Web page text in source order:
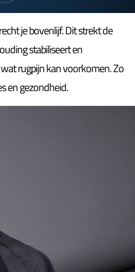
je bovenlijf. Dit strekt de
stabiliseert en
rugpijn kan voorkomen. Zo
en gezondheid.